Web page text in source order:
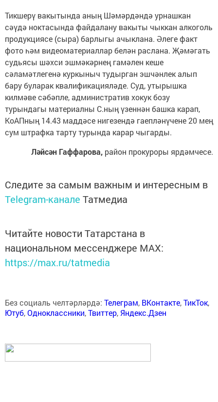
Тикшерү вакытында аның Шәмәрдәндә урнашкан
сәүдә ноктасында файдалану вакыты чыккан алкоголь
продукциясе (сыра) барлыгы ачыклана. Әлеге факт
фото һәм видеоматериаллар белән раслана. Җәмәгать
судьясы шәхси эшмәкәрнең гамәлен кеше
сәламәтлегенә куркыныч тудырган эшчәнлек алып
бару буларак квалификацияләде. Суд, утырышка
килмәве сәбәпле, административ хокук бозу
турындагы материалны С.ның үзеннән башка карап,
КоАПның 14.43 маддәсе нигезендә гаепләнүчене 20 мең
сум штрафка тарту турында карар чыгарды.
Ләйсән Гаффарова, район прокуроры ярдәмчесе.
Следите за самым важным и интересным в
Telegram-канале Татмедиа
Читайте новости Татарстана в
национальном мессенджере MАХ:
https://max.ru/tatmedia
Без социаль челтәрләрдә: Телеграм, ВКонтакте,ТикТок,
Ютуб,Одноклассники,Твиттер, Яндекс.Дзен